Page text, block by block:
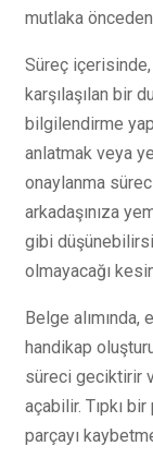
mutlaka
Süreç içerisinde,
karşılaşılan bir
bilgilendirme
anlatmak veya
onaylanma
arkadaşınıza
gibi
olmayacağı
Belge
handikap
süreci geciktirir
açabilir. Tıpkı
parçayı